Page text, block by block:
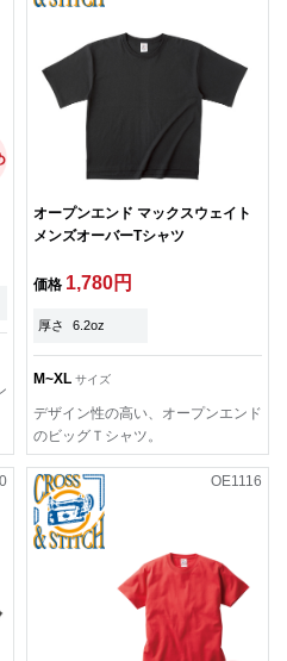
オープンエンド マックスウェイト
メンズオーバーTシャツ
価格 1,780円
厚さ 6.2oz
M~XL サイズ
デザイン性の高い、オープンエンド
のビッグＴシャツ。
OE1116